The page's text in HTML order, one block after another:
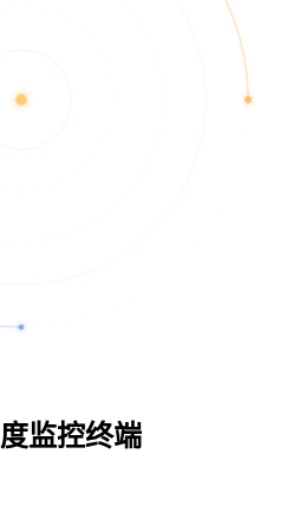
监控终端